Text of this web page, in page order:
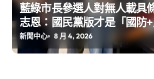
藍綠市長參選人對無人載具
志恩：國民黨版才是「國防
實版
新聞中心 8 月 4, 2026